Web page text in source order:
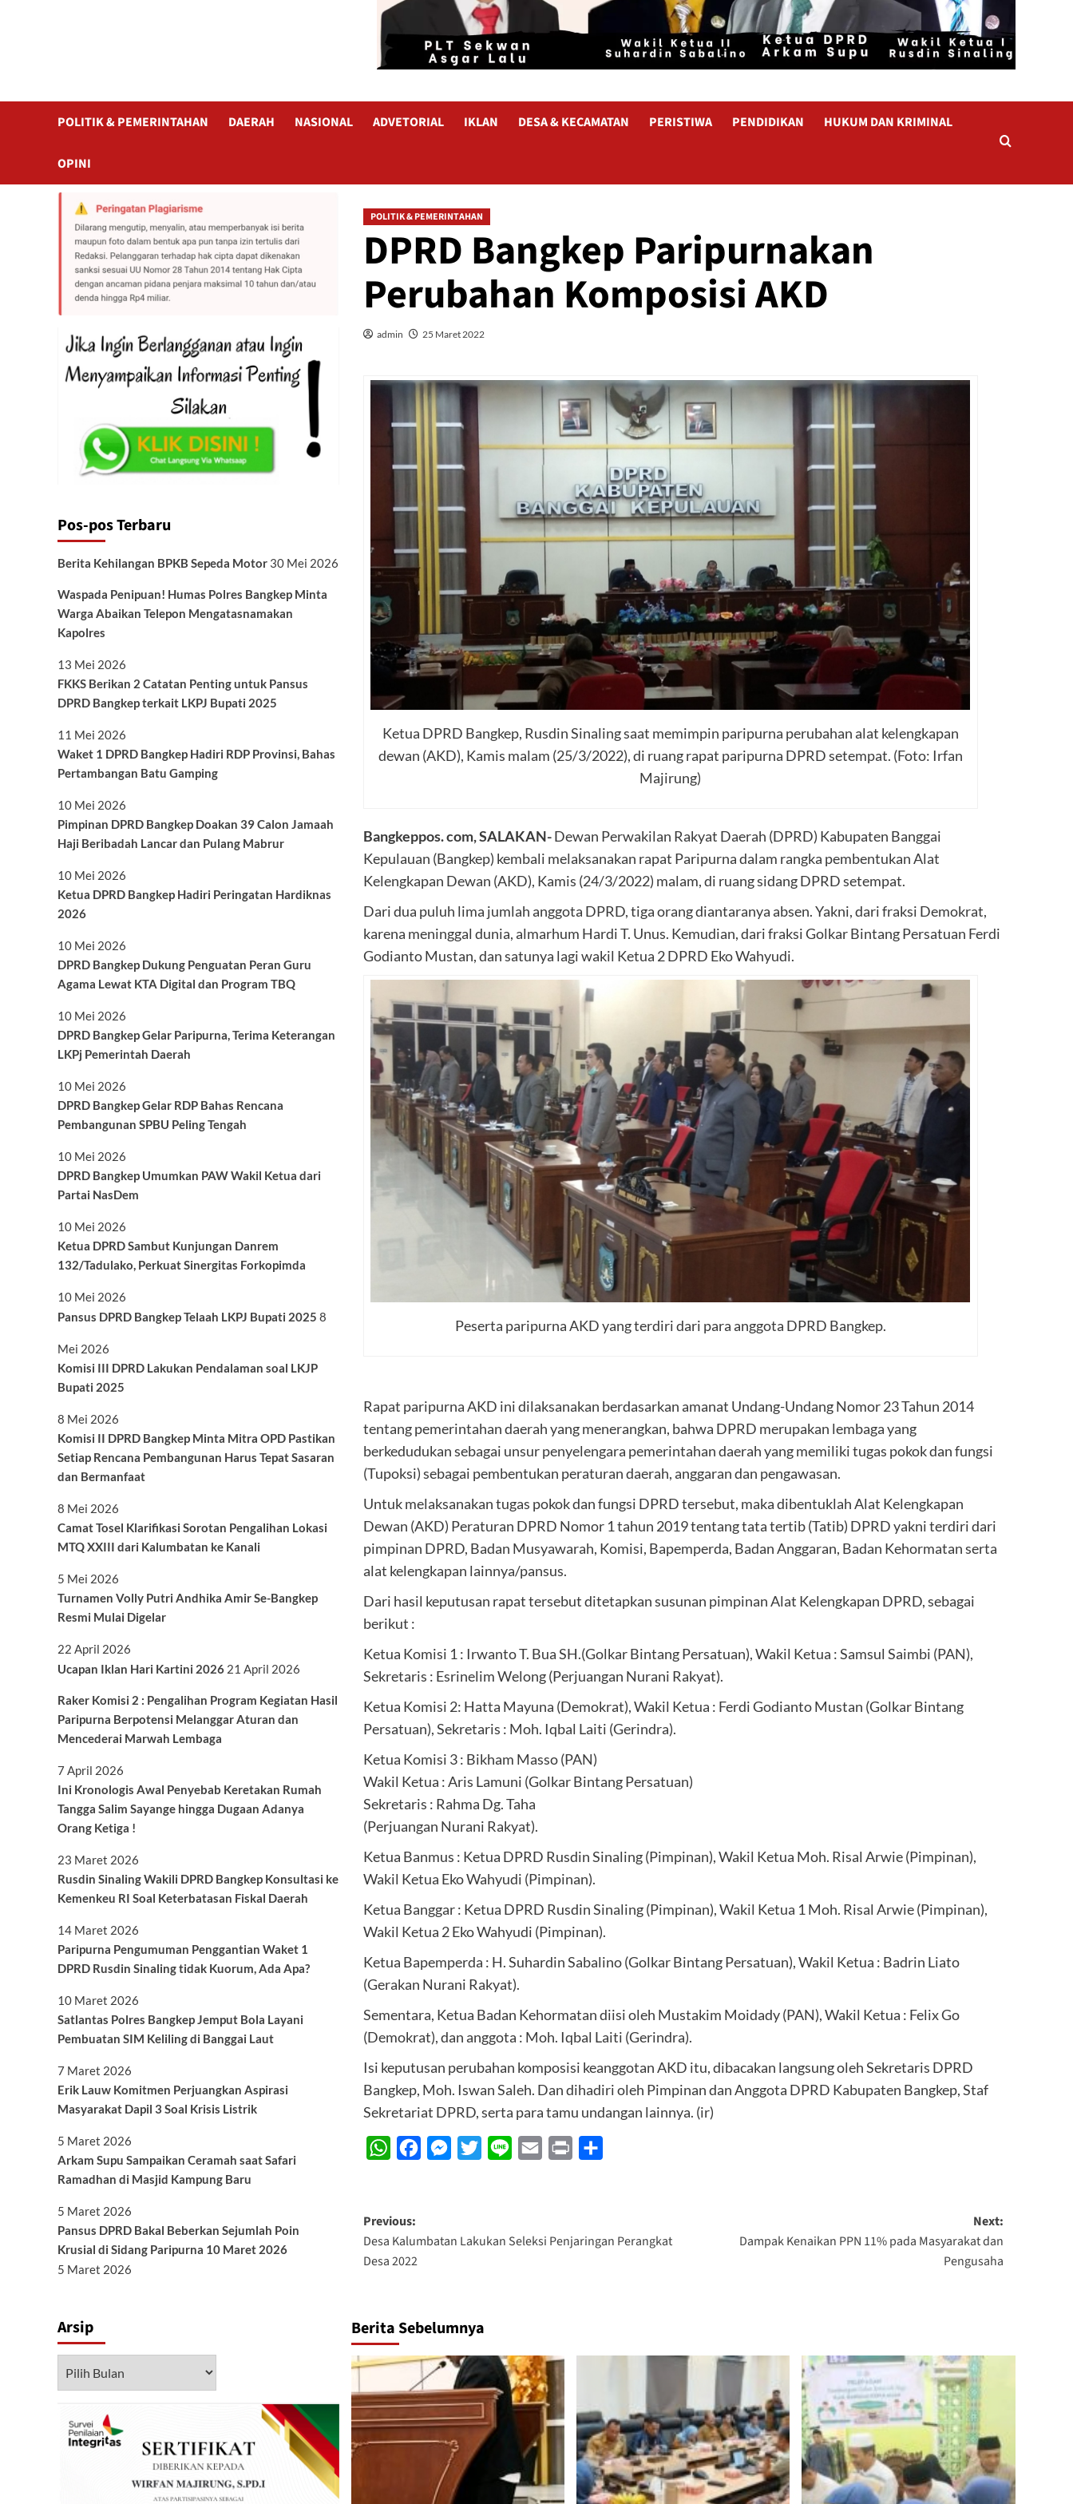
POLITIK & PEMERINTAHAN DAERAH NASIONAL ADVETORIAL IKLAN DESA & KECAMATAN PERISTIWA PENDIDIKAN HUKUM DAN KRIMINAL
OPINI
POLITIK & PEMERINTAHAN
DPRD Bangkep Paripurnakan
Perubahan Komposisi AKD
admin 25 Maret 2022
Ketua DPRD Bangkep, Rusdin Sinaling saat memimpin paripurna perubahan alat kelengkapan
dewan (AKD), Kamis malam (25/3/2022), di ruang rapat paripurna DPRD setempat. (Foto: Irfan
Majirung)
Bangkeppos. com, SALAKAN-Dewan Perwakilan Rakyat Daerah (DPRD) Kabupaten Banggai
Kepulauan (Bangkep) kembali melaksanakan rapat Paripurna dalam rangka pembentukan Alat
Kelengkapan Dewan (AKD), Kamis (24/3/2022) malam, di ruang sidang DPRD setempat.
Dari dua puluh lima jumlah anggota DPRD, tiga orang diantaranya absen. Yakni, dari fraksi Demokrat,
karena meninggal dunia, almarhum Hardi T. Unus. Kemudian, dari fraksi Golkar Bintang Persatuan Ferdi
Godianto Mustan, dan satunya lagi wakil Ketua 2 DPRD Eko Wahyudi.
Peserta paripurna AKD yang terdiri dari para anggota DPRD Bangkep.
Rapat paripurna AKD ini dilaksanakan berdasarkan amanat Undang-Undang Nomor 23 Tahun 2014
tentang pemerintahan daerah yang menerangkan, bahwa DPRD merupakan lembaga yang
berkedudukan sebagai unsur penyelengara pemerintahan daerah yang memiliki tugas pokok dan fungsi
(Tupoksi) sebagai pembentukan peraturan daerah, anggaran dan pengawasan.
Untuk melaksanakan tugas pokok dan fungsi DPRD tersebut, maka dibentuklah Alat Kelengkapan
Dewan (AKD) Peraturan DPRD Nomor 1 tahun 2019 tentang tata tertib (Tatib) DPRD yakni terdiri dari
pimpinan DPRD, Badan Musyawarah, Komisi, Bapemperda, Badan Anggaran, Badan Kehormatan serta
alat kelengkapan lainnya/pansus.
Dari hasil keputusan rapat tersebut ditetapkan susunan pimpinan Alat Kelengkapan DPRD, sebagai
berikut :
Ketua Komisi 1 : Irwanto T. Bua SH.(Golkar Bintang Persatuan), Wakil Ketua : Samsul Saimbi (PAN),
Sekretaris : Esrinelim Welong (Perjuangan Nurani Rakyat).
Ketua Komisi 2: Hatta Mayuna (Demokrat), Wakil Ketua : Ferdi Godianto Mustan (Golkar Bintang
Persatuan), Sekretaris : Moh. Iqbal Laiti (Gerindra).
Ketua Komisi 3 : Bikham Masso (PAN)
Wakil Ketua : Aris Lamuni (Golkar Bintang Persatuan)
Sekretaris : Rahma Dg. Taha
(Perjuangan Nurani Rakyat).
Ketua Banmus : Ketua DPRD Rusdin Sinaling (Pimpinan), Wakil Ketua Moh. Risal Arwie (Pimpinan),
Wakil Ketua Eko Wahyudi (Pimpinan).
Ketua Banggar : Ketua DPRD Rusdin Sinaling (Pimpinan), Wakil Ketua 1 Moh. Risal Arwie (Pimpinan),
Wakil Ketua 2 Eko Wahyudi (Pimpinan).
Ketua Bapemperda : H. Suhardin Sabalino (Golkar Bintang Persatuan), Wakil Ketua : Badrin Liato
(Gerakan Nurani Rakyat).
Sementara, Ketua Badan Kehormatan diisi oleh Mustakim Moidady (PAN), Wakil Ketua : Felix Go
(Demokrat), dan anggota : Moh. Iqbal Laiti (Gerindra).
Isi keputusan perubahan komposisi keanggotan AKD itu, dibacakan langsung oleh Sekretaris DPRD
Bangkep, Moh. Iswan Saleh. Dan dihadiri oleh Pimpinan dan Anggota DPRD Kabupaten Bangkep, Staf
Sekretariat DPRD, serta para tamu undangan lainnya. (ir)
WhatsAppFacebookMessenger
Twitter Line Email Print
Post
navigation
Previous:
Desa Kalumbatan Lakukan Seleksi Penjaringan Perangkat
Desa 2022
Next:
Dampak Kenaikan PPN 11% pada Masyarakat dan
Pengusaha
Berita Sebelumnya
Pos-pos Terbaru
Berita Kehilangan BPKB Sepeda Motor 30 Mei 2026
Waspada Penipuan! Humas Polres Bangkep Minta
Warga Abaikan Telepon Mengatasnamakan
Kapolres
13 Mei 2026
FKKS Berikan 2 Catatan Penting untuk Pansus
DPRD Bangkep terkait LKPJ Bupati 2025
11 Mei 2026
Waket 1 DPRD Bangkep Hadiri RDP Provinsi, Bahas
Pertambangan Batu Gamping
10 Mei 2026
Pimpinan DPRD Bangkep Doakan 39 Calon Jamaah
Haji Beribadah Lancar dan Pulang Mabrur
10 Mei 2026
Ketua DPRD Bangkep Hadiri Peringatan Hardiknas
2026
10 Mei 2026
DPRD Bangkep Dukung Penguatan Peran Guru
Agama Lewat KTA Digital dan Program TBQ
10 Mei 2026
DPRD Bangkep Gelar Paripurna, Terima Keterangan
LKPj Pemerintah Daerah
10 Mei 2026
DPRD Bangkep Gelar RDP Bahas Rencana
Pembangunan SPBU Peling Tengah
10 Mei 2026
DPRD Bangkep Umumkan PAW Wakil Ketua dari
Partai NasDem
10 Mei 2026
Ketua DPRD Sambut Kunjungan Danrem
132/Tadulako, Perkuat Sinergitas Forkopimda
10 Mei 2026
Pansus DPRD Bangkep Telaah LKPJ Bupati 2025 8
Mei 2026
Komisi III DPRD Lakukan Pendalaman soal LKJP
Bupati 2025
8 Mei 2026
Komisi II DPRD Bangkep Minta Mitra OPD Pastikan
Setiap Rencana Pembangunan Harus Tepat Sasaran
dan Bermanfaat
8 Mei 2026
Camat Tosel Klarifikasi Sorotan Pengalihan Lokasi
MTQ XXIII dari Kalumbatan ke Kanali
5 Mei 2026
Turnamen Volly Putri Andhika Amir Se-Bangkep
Resmi Mulai Digelar
22 April 2026
Ucapan Iklan Hari Kartini 2026 21 April 2026
Raker Komisi 2 : Pengalihan Program Kegiatan Hasil
Paripurna Berpotensi Melanggar Aturan dan
Mencederai Marwah Lembaga
7 April 2026
Ini Kronologis Awal Penyebab Keretakan Rumah
Tangga Salim Sayange hingga Dugaan Adanya
Orang Ketiga !
23 Maret 2026
Rusdin Sinaling Wakili DPRD Bangkep Konsultasi ke
Kemenkeu RI Soal Keterbatasan Fiskal Daerah
14 Maret 2026
Paripurna Pengumuman Penggantian Waket 1
DPRD Rusdin Sinaling tidak Kuorum, Ada Apa?
10 Maret 2026
Satlantas Polres Bangkep Jemput Bola Layani
Pembuatan SIM Keliling di Banggai Laut
7 Maret 2026
Erik Lauw Komitmen Perjuangkan Aspirasi
Masyarakat Dapil 3 Soal Krisis Listrik
5 Maret 2026
Arkam Supu Sampaikan Ceramah saat Safari
Ramadhan di Masjid Kampung Baru
5 Maret 2026
Pansus DPRD Bakal Beberkan Sejumlah Poin
Krusial di Sidang Paripurna 10 Maret 2026
5 Maret 2026
Arsip